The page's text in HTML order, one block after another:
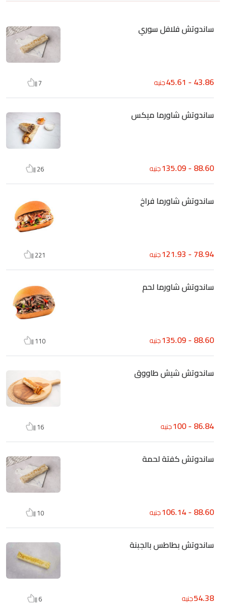
ساندوتش فلافل سوري
43.86 - 45.61 جنيه 7
ساندوتش شاورما ميكس
88.60 - 135.09 جنيه 26
ساندوتش شاورما فراخ
78.94 - 121.93 جنيه 221
ساندوتش شاورما لحم
88.60 - 135.09 جنيه 110
ساندوتش شيش طاووق
86.84 - 100 جنيه 16
ساندوتش كفتة لحمة
88.60 - 106.14 جنيه 10
ساندوتش بطاطس بالجبنة
54.38جنيه 6